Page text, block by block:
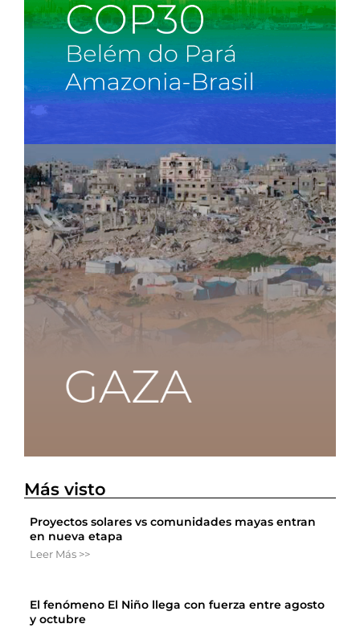
Más visto
Proyectos solares vs comunidades mayas entran
en nueva etapa
Leer Más >>
El fenómeno El Niño llega con fuerza entre agosto
y octubre